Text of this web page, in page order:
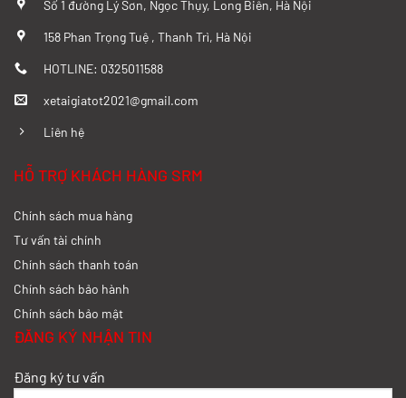
Đánh giá chi tiết SRM T35 và Wuling
Số 1 đường Lý Sơn, Ngọc Thụy, Long Biên, Hà Nội
158 Phan Trọng Tuệ , Thanh Trì, Hà Nội
HOTLINE: 0325011588
xetaigiatot2021@gmail.com
Liên hệ
HỖ TRỢ KHÁCH HÀNG SRM
Chính sách mua hàng
Tư vấn tài chính
Chính sách thanh toán
Chính sách bảo hành
Chính sách bảo mật
ĐĂNG KÝ NHẬN TIN
Đăng ký tư vấn